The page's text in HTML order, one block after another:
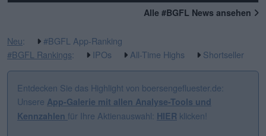
Alle #BGFL News ansehen
Neu:
#BGFL App-Ranking
#BGFL Rankings: IPOs All-Time Highs Shortseller
Entdecken Sie das Highlight von boersengefluester.de:
Unsere App-Galerie mit allen Analyse-Tools und
Kennzahlen für Ihre Aktienauswahl: HIER klicken!